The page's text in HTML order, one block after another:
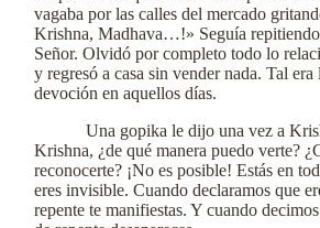
vagaba por las calles del mercado
Krishna, Madhava…!» Seguía
Señor. Olvidó por completo todo lo
y regresó a casa sin vender nada. Tal
devoción en aquellos días.
Una gopika le dijo una vez a
Krishna, ¿de qué manera puedo verte?
reconocerte? ¡No es posible! Estás en
eres invisible. Cuando declaramos que
repente te manifiestas. Y cuando